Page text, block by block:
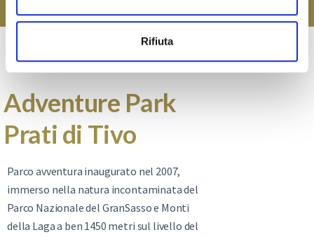
Rifiuta
Adventure Park
Prati di Tivo
Parco avventura inaugurato nel 2007,
immerso nella natura incontaminata del
Parco Nazionale del GranSasso e Monti
della Laga a ben 1450 metri sul livello del